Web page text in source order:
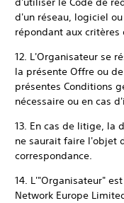
d'un réseau, logiciel
répondant aux critères
12. L'Organisateur se
la présente Offre ou
présentes Conditions
nécessaire ou en cas
13. En cas de litige, la
ne saurait faire l'objet
correspondance.
14. L'"Organisateur"
Network Europe